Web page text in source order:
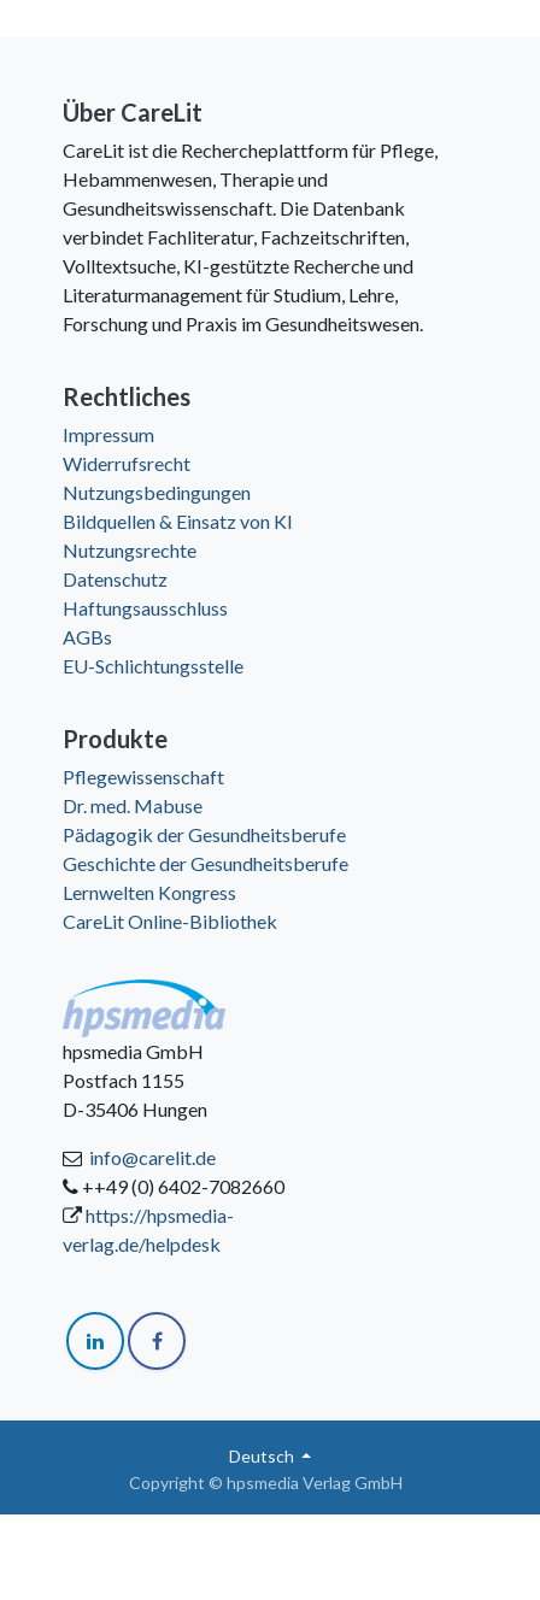
Über CareLit
CareLit ist die Rechercheplattform für Pflege,
Hebammenwesen, Therapie und
Gesundheitswissenschaft. Die Datenbank
verbindet Fachliteratur, Fachzeitschriften,
Volltextsuche, KI-gestützte Recherche und
Literaturmanagement für Studium, Lehre,
Forschung und Praxis im Gesundheitswesen.
Rechtliches
Impressum
Widerrufsrecht
Nutzungsbedingungen
Bildquellen & Einsatz von KI
Nutzungsrechte
Datenschutz
Haftungsausschluss
AGBs
EU-Schlichtungsstelle
Produkte
Pflegewissenschaft
Dr. med. Mabuse
Pädagogik der Gesundheitsberufe
Geschichte der Gesundheitsberufe
Lernwelten Kongress
CareLit Online-Bibliothek
hpsmedia GmbH
Postfach 1155
D-35406 Hungen
info@carelit.de
++49 (0) 6402-7082660
https://hpsmedia-
verlag.de/helpdesk
Copyright © hpsmedia Verlag GmbH
Deutsch